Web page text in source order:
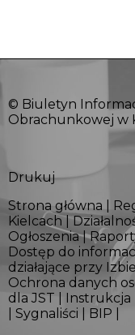
© Biuletyn
Obrachunkowej w
Drukuj
Strona główna
Kielcach|
Ogłoszenia|
Dostęp do
działające przy Izbie
Ochrona danych
dla JST
Sygnaliści BIP